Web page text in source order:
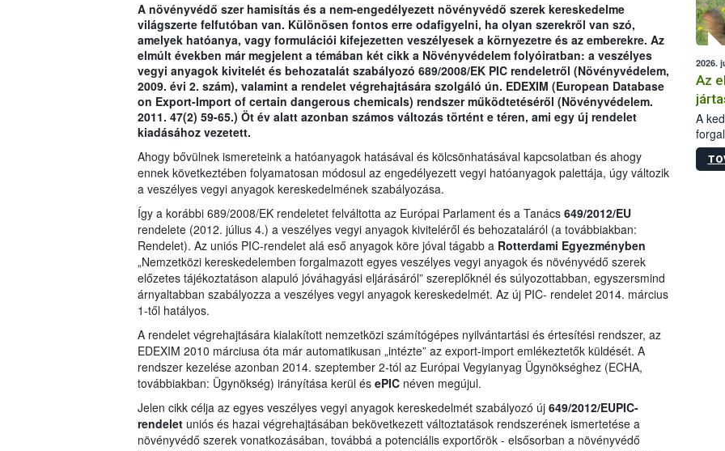
A növényvédő szer hamisítás és a nem-engedélyezett növényvédő szerek kereskedelme
világszerte felfutóban van. Különösen fontos erre odafigyelni, ha olyan szerekről van szó,
amelyek hatóanya, vagy formulációi kifejezetten veszélyesek a környezetre és az emberekre. Az
elmúlt években már megjelent a témában két cikk a Növényvédelem folyóiratban: a veszélyes
vegyi anyagok kivitelét és behozatalát szabályozó 689/2008/EK PIC rendeletről (Növényvédelem,
2009. évi 2. szám), valamint a rendelet végrehajtására szolgáló ún. EDEXIM (European Database
on Export-Import of certain dangerous chemicals) rendszer működtetéséről (Növényvédelem.
2011. 47(2) 59-65.) Öt év alatt azonban számos változás történt e téren, ami egy új rendelet
kiadásához vezetett.
Ahogy bővülnek ismereteink a hatóanyagok hatásával és kölcsönhatásával kapcsolatban és ahogy
ennek következtében folyamatosan módosul az engedélyezett vegyi hatóanyagok palettája, úgy változik
a veszélyes vegyi anyagok kereskedelmének szabályozása.
Így a korábbi 689/2008/EK rendeletet felváltotta az Európai Parlament és a Tanács 649/2012/EU
rendelete (2012. július 4.) a veszélyes vegyi anyagok kiviteléről és behozataláról (a továbbiakban:
Rendelet). Az uniós PIC-rendelet alá eső anyagok köre jóval tágabb a Rotterdami Egyezményben
„Nemzetközi kereskedelemben forgalmazott egyes veszélyes vegyi anyagok és növényvédő szerek
előzetes tájékoztatáson alapuló jóváhagyási eljárásáról” szereplőknél és súlyozottabban, egyszersmind
árnyaltabban szabályozza a veszélyes vegyi anyagok kereskedelmét. Az új PIC- rendelet 2014. március
1-től hatályos.
A rendelet végrehajtására kialakított nemzetközi számítógépes nyilvántartási és értesítési rendszer, az
EDEXIM 2010 márciusa óta már automatikusan „intézte” az export-import emlékeztetők küldését. A
rendszer kezelése azonban 2014. szeptember 2-tól az Európai Vegyianyag Ügynökséghez (ECHA,
továbbiakban: Ügynökség) irányítása kerül és ePICnéven megújul.
Jelen cikk célja az egyes veszélyes vegyi anyagok kereskedelmét szabályozó új 649/2012/EUPIC-
rendelet uniós és hazai végrehajtásában bekövetkezett változtatások rendszerének ismertetése a
növényvédő szerek vonatkozásában, továbbá a potenciális exportőrök - elsősorban a növényvédő
2026.
Az
A